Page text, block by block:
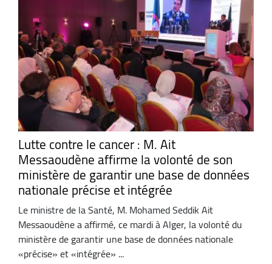
Lutte contre le cancer : M. Ait
Messaoudène affirme la volonté de son
ministère de garantir une base de données
nationale précise et intégrée
Le ministre de la Santé, M. Mohamed Seddik Ait
Messaoudène a affirmé, ce mardi à Alger, la volonté du
ministère de garantir une base de données nationale
«précise» et «intégrée» ...